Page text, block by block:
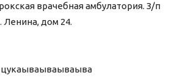
врачебная амбулатория. З/п
Ленина, дом 24.
цукаываываываыва